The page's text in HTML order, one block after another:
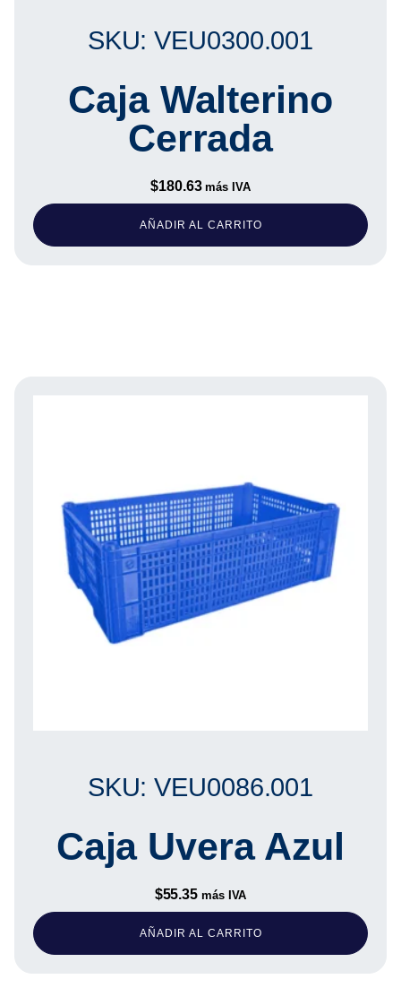
SKU: VEU0300.001
Caja Walterino
Cerrada
$180.63 más IVA
AÑADIR AL CARRITO
SKU: VEU0086.001
Caja Uvera Azul
$55.35 más IVA
AÑADIR AL CARRITO